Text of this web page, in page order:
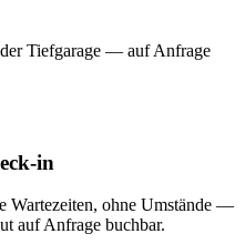
Tiefgarage — auf Anfrage
in
Wartezeiten, ohne Umstände —
auf Anfrage buchbar.